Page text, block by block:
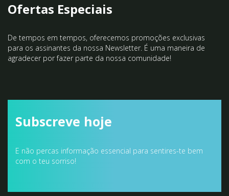
Ofertas Especiais
De tempos em tempos, oferecemos promoções exclusivas
para os assinantes da nossa Newsletter. É uma maneira de
agradecer por fazer parte da nossa comunidade!
Subscreve hoje
E não percas informação essencial para sentires-te bem
com o teu sorriso!